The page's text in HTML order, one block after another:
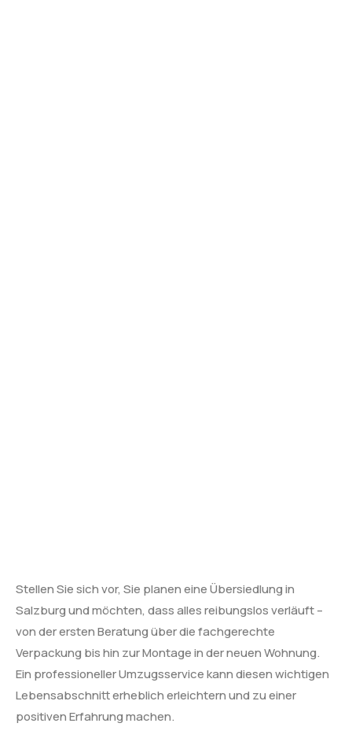
Stellen Sie sich vor, Sie planen eine Übersiedlung in
Salzburg und möchten, dass alles reibungslos verläuft –
von der ersten Beratung über die fachgerechte
Verpackung bis hin zur Montage in der neuen Wohnung.
Ein professioneller Umzugsservice kann diesen wichtigen
Lebensabschnitt erheblich erleichtern und zu einer
positiven Erfahrung machen.